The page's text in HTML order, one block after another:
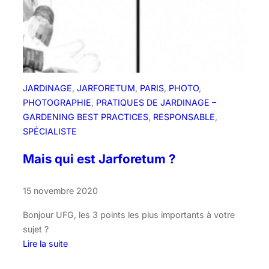
c
e
b
i
JARDINAGE, JARFORETUM, PARIS, PHOTO
PHOTOGRAPHIE, PRATIQUES DE JARDINAGE –
GARDENING BEST PRACTICES, RESPONSABLE
SPÉCIALISTE
Mais qui est Jarforetum ?
15 novembre 2020
Bonjour UFG, les 3 points les plus importants à votre
sujet ?
Lire la suite